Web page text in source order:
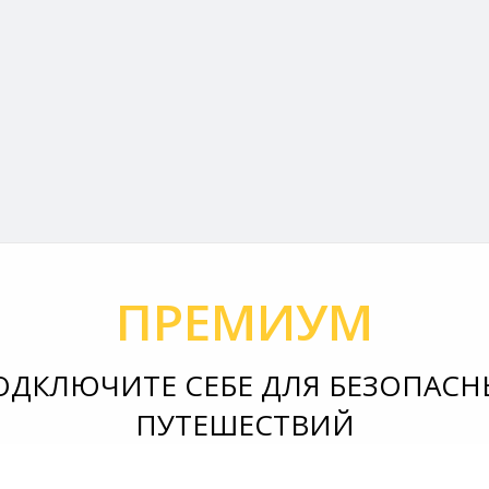
ПРЕМИУМ
СЕБЕ ДЛЯ
ПУТЕШЕСТВИЙ